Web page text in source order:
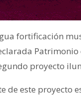
fortificación
proyecto
de este proyecto